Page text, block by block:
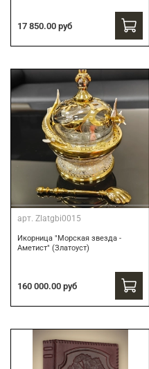
17 850.00 руб
арт. Zlatgbi0015
Икорница "Морская звезда -
Аметист" (Златоуст)
160 000.00 руб